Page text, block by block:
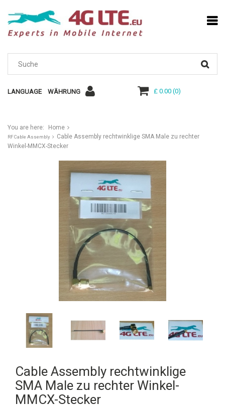
LANGUAGE WÄHRUNG £ 0.00(0)
You are here: Home
RF Cable Assembly
Cable Assembly rechtwinklige SMA Male zu rechter
Winkel-MMCX-Stecker
Cable Assembly rechtwinklige
SMA Male zu rechter Winkel-
MMCX-Stecker